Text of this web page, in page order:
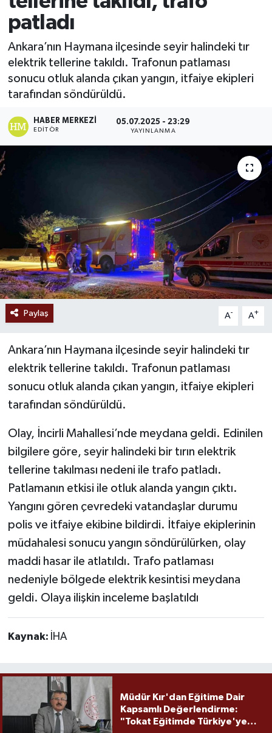
patladı
Ankara’nın Haymana ilçesinde seyir halindeki tır
elektrik tellerine takıldı. Trafonun patlaması
sonucu otluk alanda çıkan yangın, itfaiye ekipleri
tarafından söndürüldü.
HABER MERKEZI
EDITÖR
05.07.2025 - 23:29
YAYINLANMA
Paylaş A- A+
Ankara’nın Haymana ilçesinde seyir halindeki tır
elektrik tellerine takıldı. Trafonun patlaması
sonucu otluk alanda çıkan yangın, itfaiye ekipleri
tarafından söndürüldü.
Olay, İncirli Mahallesi’nde meydana geldi. Edinilen
bilgilere göre, seyir halindeki bir tırın elektrik
tellerine takılması nedeni ile trafo patladı.
Patlamanın etkisi ile otluk alanda yangın çıktı.
Yangını gören çevredeki vatandaşlar durumu
polis ve itfaiye ekibine bildirdi. İtfaiye ekiplerinin
müdahalesi sonucu yangın söndürülürken, olay
maddi hasar ile atlatıldı. Trafo patlaması
nedeniyle bölgede elektrik kesintisi meydana
geldi. Olaya ilişkin inceleme başlatıldı
Kaynak: İHA
Müdür Kır'dan Eğitime Dair
Kapsamlı Değerlendirme:
"Tokat Eğitimde Türkiye'ye
Ekonomi
Sağlık
Tokat Haber